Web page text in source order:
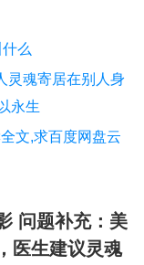
么
灵魂寄居在别人身
永生
文,求百度网盘云
问题补充：美
医生建议灵魂